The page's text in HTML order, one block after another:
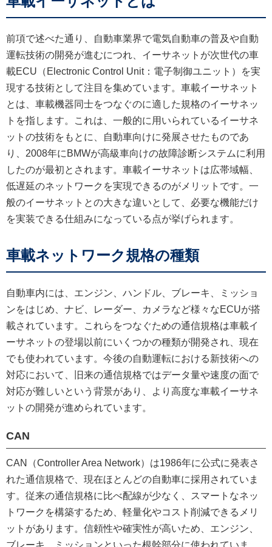
前項で述べた通り、自動車業界で電気自動車の普及や自動
運転技術の開発が進むにつれ、イーサネットが次世代の車
載ECU（Electronic Control Unit：電子制御ユニット）を実
現する技術として注目を集めています。車載イーサネット
とは、車載機器同士をつなぐのに適した規格のイーサネッ
トを指します。これは、一般的に用いられているイーサネ
ットの技術をもとに、自動車向けに発展させたものであ
り、2008年にBMWが高級車向けの故障診断システムに利用
したのが最初とされます。車載イーサネットは広帯域幅、
低遅延のネットワークを実現できるのがメリットです。一
般のイーサネットとの大きな違いとして、必要な機能だけ
を実装できる仕組みになっている点が挙げられます。
車載ネットワーク規格の種類
自動車内には、エンジン、ハンドル、ブレーキ、ミッショ
ンをはじめ、ナビ、レーダー、カメラなど様々なECUが搭
載されています。これらをつなぐための通信規格は車載イ
ーサネットの登場以前にいくつかの種類が開発され、現在
でも使われています。今後の自動運転における新技術への
対応において、旧来の通信規格ではデータ量や速度の面で
対応が難しいという背景があり、より高度な車載イーサネ
ットの開発が進められています。
CAN
CAN（Controller Area Network）は1986年に公式に発表さ
れた通信規格で、現在ほとんどの自動車に採用されていま
す。従来の通信規格に比べ配線が少なく、スマートなネッ
トワークを構築するため、軽量化やコスト削減できるメリ
ットがあります。信頼性や確実性が高いため、エンジン、
ブレーキ、ミッションといった根幹部分に使われていま